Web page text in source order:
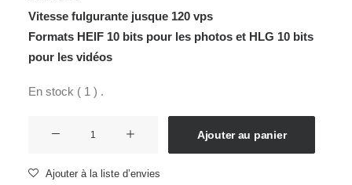
Vitesse fulgurante jusque 120 vps
Formats HEIF 10 bits pour les photos et HLG 10 bits
pour les vidéos
En stock ( 1 ) .
NIKON
Ajouter au panier
Ajouter à la liste d’envies